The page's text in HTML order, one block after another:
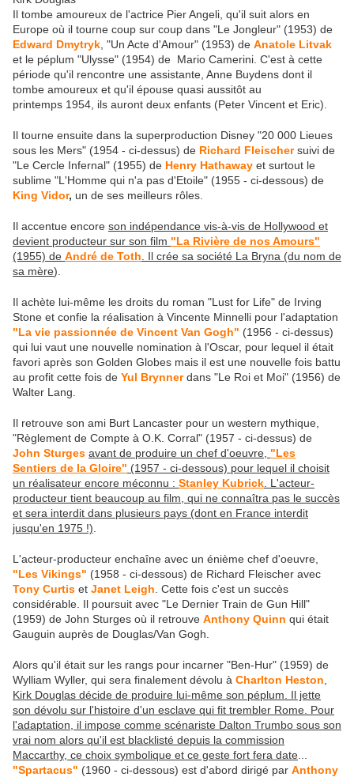
Il tombe amoureux de l'actrice Pier Angeli, qu'il suit alors en
Europe où il tourne coup sur coup dans "Le Jongleur" (1953) de
Edward Dmytryk, "Un Acte d'Amour" (1953) de Anatole Litvak
et le péplum "Ulysse" (1954) de Mario Camerini. C'est à cette
période qu'il rencontre une assistante, Anne Buydens dont il
tombe amoureux et qu'il épouse quasi aussitôt au
printemps 1954, ils auront deux enfants (Peter Vincent et Eric).
Il tourne ensuite dans la superproduction Disney "20 000 Lieues
sous les Mers" (1954 - ci-dessus) de Richard Fleischersuivi de
"Le Cercle Infernal" (1955) de Henry Hathaway et surtout le
sublime "L'Homme qui n'a pas d'Etoile" (1955 - ci-dessous) de
King Vidor, un de ses meilleurs rôles.
Il accentue encore son indépendance vis-à-vis de Hollywood et
devient producteur sur son film "La Rivière de nos Amours"
(1955) de André de Toth. Il crée sa société La Bryna (du nom de
sa mère).
Il achète lui-même les droits du roman "Lust for Life" de Irving
Stone et confie la réalisation à Vincente Minnelli pour l'adaptation
"La vie passionnée de Vincent Van Gogh" (1956 - ci-dessus)
qui lui vaut une nouvelle nomination à l'Oscar, pour lequel il était
favori après son Golden Globes mais il est une nouvelle fois battu
au profit cette fois de Yul Brynnerdans "Le Roi et Moi" (1956) de
Walter Lang.
Il retrouve son ami Burt Lancaster pour un western mythique,
"Règlement de Compte à O.K. Corral" (1957 - ci-dessus) de
John Sturges avant de produire un chef d'oeuvre, "Les
Sentiers de la Gloire" (1957 - ci-dessous) pour lequel il choisit
un réalisateur encore méconnu : Stanley Kubrick. L'acteur-
producteur tient beaucoup au film, qui ne connaîtra pas le succès
et sera interdit dans plusieurs pays (dont en France interdit
jusqu'en 1975 !).
L'acteur-producteur enchaîne avec un énième chef d'oeuvre,
"Les Vikings" (1958 - ci-dessous) de Richard Fleischer avec
Tony Curtis et Janet Leigh. Cette fois c'est un succès
considérable. Il poursuit avec "Le Dernier Train de Gun Hill"
(1959) de John Sturges où il retrouve Anthony Quinn qui était
Gauguin auprès de Douglas/Van Gogh.
Alors qu'il était sur les rangs pour incarner "Ben-Hur" (1959) de
Wylliam Wyller, qui sera finalement dévolu à Charlton Heston,
Kirk Douglas décide de produire lui-même son péplum. Il jette
son dévolu sur l'histoire d'un esclave qui fit trembler Rome. Pour
l'adaptation, il impose comme scénariste Dalton Trumbo sous son
vrai nom alors qu'il est blacklisté depuis la commission
Maccarthy, ce choix symbolique et ce geste fort fera date...
"Spartacus" (1960 - ci-dessous) est d'abord dirigé par Anthony